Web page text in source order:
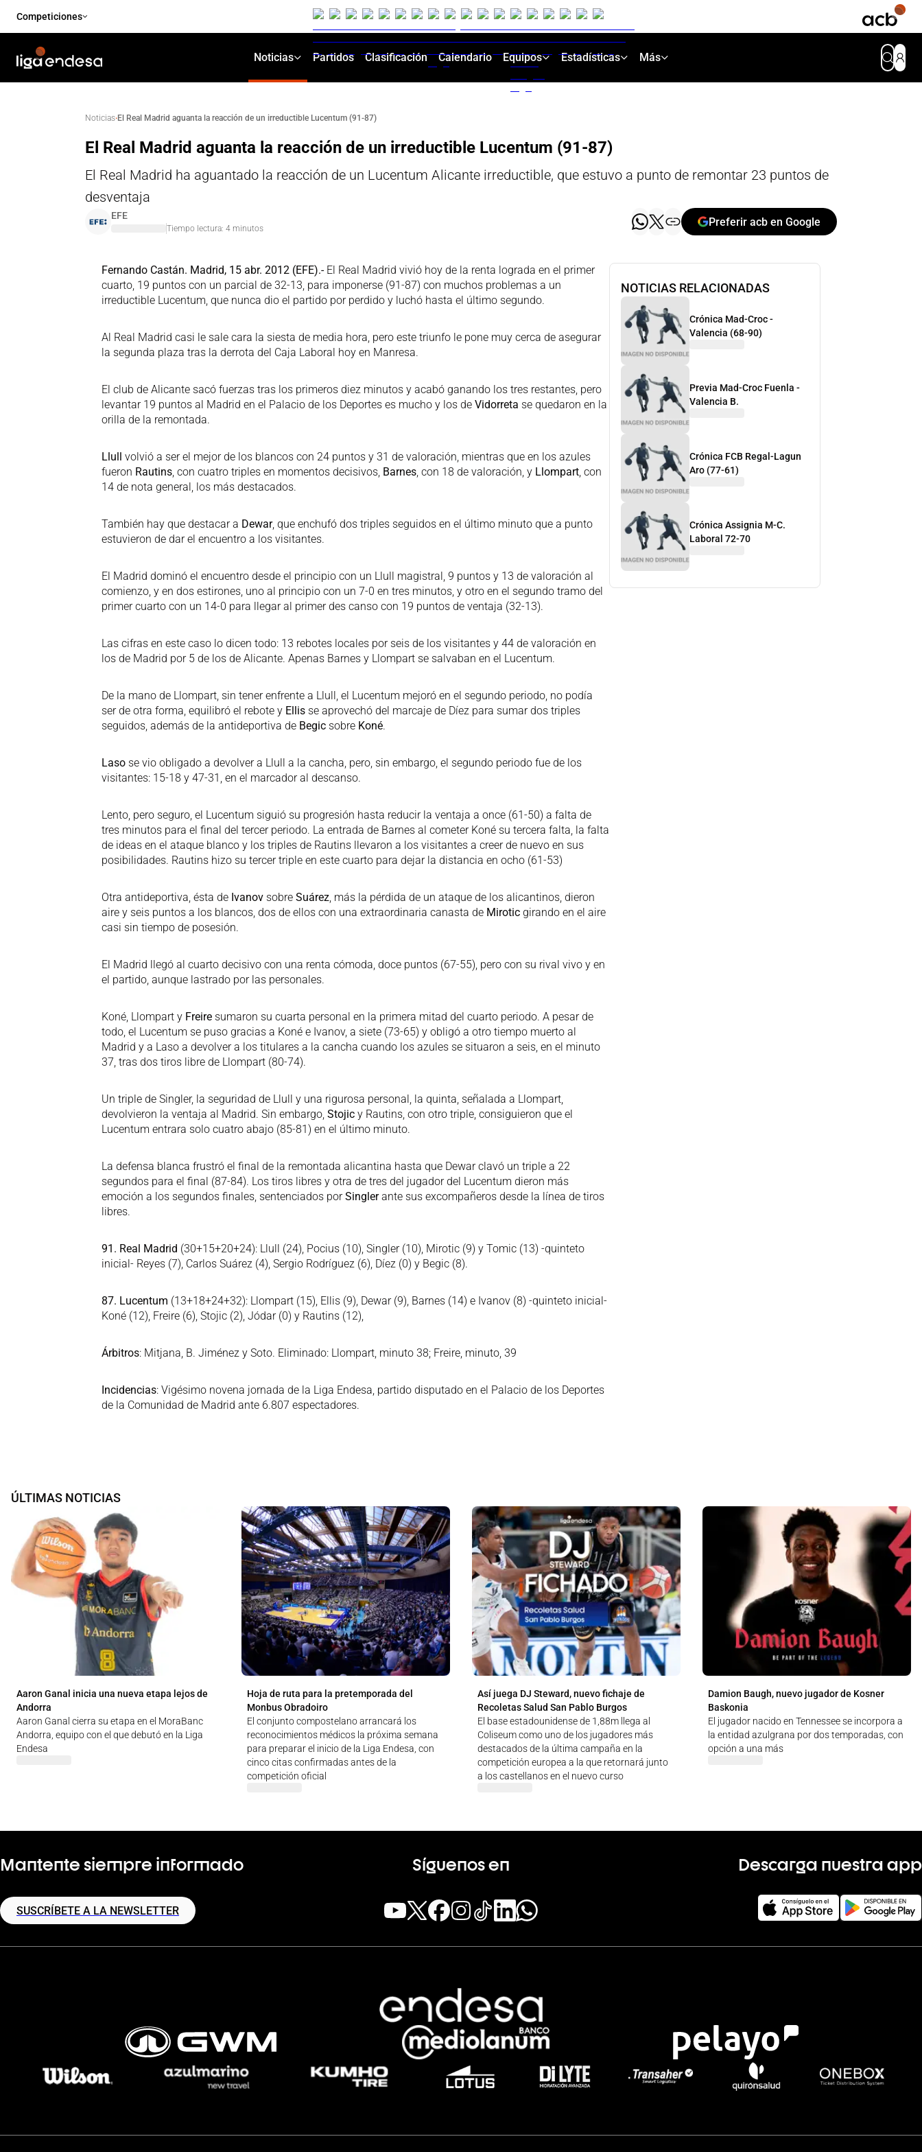
Competiciones
Noticias Partidos Clasificación Calendario Equipos Estadísticas Más
Noticias·El Real Madrid aguanta la reacción de un irreductible Lucentum (91-87)
El Real Madrid aguanta la reacción de un irreductible Lucentum (91-87)
El Real Madrid ha aguantado la reacción de un Lucentum Alicante irreductible, que estuvo a punto de remontar 23 puntos de
desventaja
EFE
Tiempo lectura: 4 minutos
Preferir acb en Google
Fernando Castán. Madrid, 15 abr. 2012 (EFE).-El Real Madrid vivió hoy de la renta lograda en el primer
cuarto, 19 puntos con un parcial de 32-13, para imponerse (91-87) con muchos problemas a un
irreductible Lucentum, que nunca dio el partido por perdido y luchó hasta el último segundo.
Al Real Madrid casi le sale cara la siesta de media hora, pero este triunfo le pone muy cerca de asegurar
la segunda plaza tras la derrota del Caja Laboral hoy en Manresa.
El club de Alicante sacó fuerzas tras los primeros diez minutos y acabó ganando los tres restantes, pero
levantar 19 puntos al Madrid en el Palacio de los Deportes es mucho y los de Vidorreta se quedaron en la
orilla de la remontada.
Llull volvió a ser el mejor de los blancos con 24 puntos y 31 de valoración, mientras que en los azules
fueron Rautins, con cuatro triples en momentos decisivos, Barnes, con 18 de valoración, y Llompart, con
14 de nota general, los más destacados.
También hay que destacar a Dewar, que enchufó dos triples seguidos en el último minuto que a punto
estuvieron de dar el encuentro a los visitantes.
El Madrid dominó el encuentro desde el principio con un Llull magistral, 9 puntos y 13 de valoración al
comienzo, y en dos estirones, uno al principio con un 7-0 en tres minutos, y otro en el segundo tramo del
primer cuarto con un 14-0 para llegar al primer des canso con 19 puntos de ventaja (32-13).
Las cifras en este caso lo dicen todo: 13 rebotes locales por seis de los visitantes y 44 de valoración en
los de Madrid por 5 de los de Alicante. Apenas Barnes y Llompart se salvaban en el Lucentum.
De la mano de Llompart, sin tener enfrente a Llull, el Lucentum mejoró en el segundo periodo, no podía
ser de otra forma, equilibró el rebote y Ellis se aprovechó del marcaje de Díez para sumar dos triples
seguidos, además de la antideportiva de Begic sobre Koné.
Laso se vio obligado a devolver a Llull a la cancha, pero, sin embargo, el segundo periodo fue de los
visitantes: 15-18 y 47-31, en el marcador al descanso.
Lento, pero seguro, el Lucentum siguió su progresión hasta reducir la ventaja a once (61-50) a falta de
tres minutos para el final del tercer periodo. La entrada de Barnes al cometer Koné su tercera falta, la falta
de ideas en el ataque blanco y los triples de Rautins llevaron a los visitantes a creer de nuevo en sus
posibilidades. Rautins hizo su tercer triple en este cuarto para dejar la distancia en ocho (61-53)
Otra antideportiva, ésta de Ivanov sobre Suárez, más la pérdida de un ataque de los alicantinos, dieron
aire y seis puntos a los blancos, dos de ellos con una extraordinaria canasta de Mirotic girando en el aire
casi sin tiempo de posesión.
El Madrid llegó al cuarto decisivo con una renta cómoda, doce puntos (67-55), pero con su rival vivo y en
el partido, aunque lastrado por las personales.
Koné, Llompart y Freire sumaron su cuarta personal en la primera mitad del cuarto periodo. A pesar de
todo, el Lucentum se puso gracias a Koné e Ivanov, a siete (73-65) y obligó a otro tiempo muerto al
Madrid y a Laso a devolver a los titulares a la cancha cuando los azules se situaron a seis, en el minuto
37, tras dos tiros libre de Llompart (80-74).
Un triple de Singler, la seguridad de Llull y una rigurosa personal, la quinta, señalada a Llompart,
devolvieron la ventaja al Madrid. Sin embargo, Stojic y Rautins, con otro triple, consiguieron que el
Lucentum entrara solo cuatro abajo (85-81) en el último minuto.
La defensa blanca frustró el final de la remontada alicantina hasta que Dewar clavó un triple a 22
segundos para el final (87-84). Los tiros libres y otra de tres del jugador del Lucentum dieron más
emoción a los segundos finales, sentenciados porSinglerante sus excompañeros desde la línea de tiros
libres.
91. Real Madrid (30+15+20+24): Llull (24), Pocius (10), Singler (10), Mirotic (9) y Tomic (13) -quinteto
inicial- Reyes (7), Carlos Suárez (4), Sergio Rodríguez (6), Díez (0) y Begic (8).
87. Lucentum (13+18+24+32): Llompart (15), Ellis (9), Dewar (9), Barnes (14) e Ivanov (8) -quinteto inicial-
Koné (12), Freire (6), Stojic (2), Jódar (0) y Rautins (12),
Árbitros: Mitjana, B. Jiménez y Soto. Eliminado: Llompart, minuto 38; Freire, minuto, 39
Incidencias: Vigésimo novena jornada de la Liga Endesa, partido disputado en el Palacio de los Deportes
de la Comunidad de Madrid ante 6.807 espectadores.
NOTICIAS RELACIONADAS
Crónica Mad-Croc -
Valencia (68-90)
Previa Mad-Croc Fuenla -
Valencia B.
Crónica FCB Regal-Lagun
Aro (77-61)
Crónica Assignia M-C.
Laboral 72-70
ÚLTIMAS NOTICIAS
Aaron Ganal inicia una nueva etapa lejos de
Andorra
Aaron Ganal cierra su etapa en el MoraBanc
Andorra, equipo con el que debutó en la Liga
Endesa
Hoja de ruta para la pretemporada del
Monbus Obradoiro
El conjunto compostelano arrancará los
reconocimientos médicos la próxima semana
para preparar el inicio de la Liga Endesa, con
cinco citas confirmadas antes de la
competición oficial
Así juega DJ Steward, nuevo fichaje de
Recoletas Salud San Pablo Burgos
El base estadounidense de 1,88m llega al
Coliseum como uno de los jugadores más
destacados de la última campaña en la
competición europea a la que retornará junto
a los castellanos en el nuevo curso
Damion Baugh, nuevo jugador de Kosner
Baskonia
El jugador nacido en Tennessee se incorpora a
la entidad azulgrana por dos temporadas, con
opción a una más
Mantente siempre informado
SUSCRÍBETE A LA NEWSLETTER
Síguenos en Descarga nuestra app